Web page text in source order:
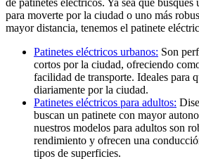
de patinetes eléctricos. Ya sea que
para moverte por la ciudad o uno más
mayor distancia, tenemos el patinete
Patinetes eléctricos urbanos: Son
cortos por la ciudad, ofreciendo
facilidad de transporte. Ideales para
diariamente por la ciudad.
Patinetes eléctricos para adultos:
buscan un patinete con mayor
nuestros modelos para adultos son
rendimiento y ofrecen una
tipos de superficies.